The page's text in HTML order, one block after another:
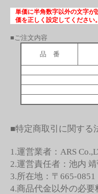
単価に半角数字以外の文字が
価を正しく設定してください。
■ご注文内容
品 番
■特定商取引に関する
1.運営業者：ARS
2.運営責任者：池内
3.所在地：〒665-
4.商品代金以外の必